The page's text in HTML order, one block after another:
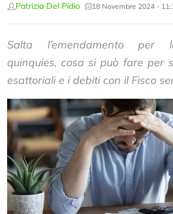
Patrizia Del Pidio 18 Novembre 2024 -
Salta l’emendamento per
quinquies, cosa si può fare per
esattoriali e i debiti con il Fisco